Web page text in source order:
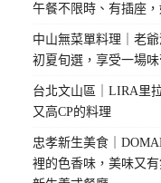
午餐不限時、有插座
中山無菜單料理｜老
初夏旬選，享受一場味
台北文山區｜LIRA里
又高CP的料理
忠孝新生美食｜
裡的色香味，美味又